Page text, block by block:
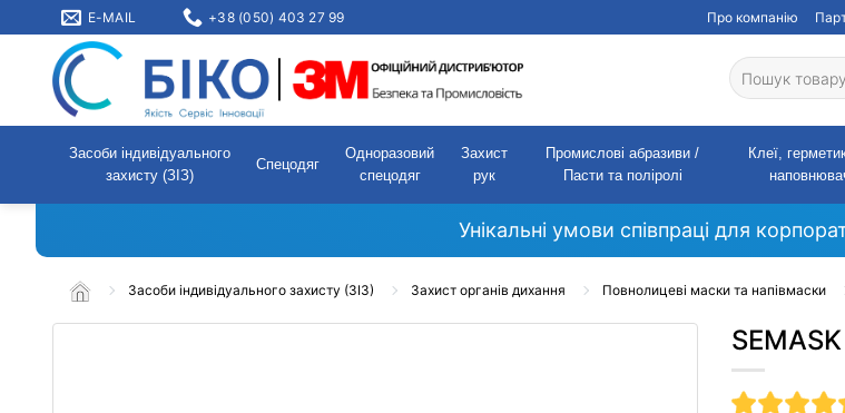
E-MAIL +38 (050) 403 27 99 Про компанію
Засоби індивідуального
захисту (ЗІЗ)
Спецодяг
Одноразовий
спецодяг
Захист
рук
Промислові абразиви /
Пасти та поліролі
Клеї,
Унікальні умови співпраці для
Засоби індивідуального захисту (ЗІЗ) Захист органів дихання Повнолицеві маски та напівмаски